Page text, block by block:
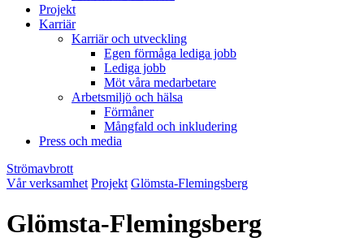
Projekt
Karriär
Karriär och utveckling
Egen förmåga lediga jobb
Lediga jobb
Möt våra medarbetare
Arbetsmiljö och hälsa
Förmåner
Mångfald och inkludering
Press och media
Strömavbrott
Vår verksamhet Projekt Glömsta-Flemingsberg
Glömsta-Flemingsberg